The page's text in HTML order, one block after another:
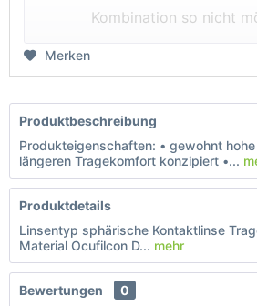
Kombination so nicht
Merken
Produktbeschreibung
Produkteigenschaften: • gewohnt
längeren Tragekomfort konzipiert •...
Produktdetails
Linsentyp sphärische Kontaktlinse
Material Ocufilcon D... mehr
Bewertungen
0